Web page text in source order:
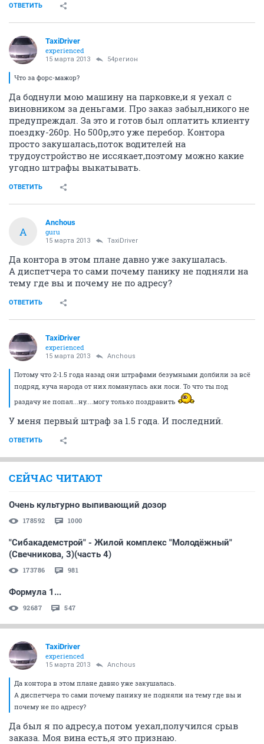
ОТВЕТИТЬ
TaxiDriver
experienced
15 марта 2013 54регион
Что за форс-мажор?
Да боднули мою машину на парковке,и я уехал с
виновником за деньгами. Про заказ забыл,никого не
предупреждал. За это и готов был оплатить клиенту
поездку-260р. Но 500р,это уже перебор. Контора
просто закушалась,поток водителей на
трудоустройство не иссякает,поэтому можно какие
угодно штрафы выкатывать.
ОТВЕТИТЬ
A
Anchous
guru
15 марта 2013 TaxiDriver
Да контора в этом плане давно уже закушалась.
А диспетчера то сами почему панику не подняли на
тему где вы и почему не по адресу?
ОТВЕТИТЬ
TaxiDriver
experienced
15 марта 2013 Anchous
Потому что 2-1.5 года назад они штрафами безумными долбили за всё
подряд, куча народа от них ломанулась аки лоси. То что ты под
раздачу не попал...ну....могу только поздравить
У меня первый штраф за 1.5 года. И последний.
ОТВЕТИТЬ
СЕЙЧАС ЧИТАЮТ
Очень культурно выпивающий дозор
178592 1000
"Сибакадемстрой" - Жилой комплекс "Молодёжный"
(Свечникова, 3)(часть 4)
173786 981
Формула 1...
92687 547
TaxiDriver
experienced
15 марта 2013 Anchous
Да контора в этом плане давно уже закушалась.
А диспетчера то сами почему панику не подняли на тему где вы и
почему не по адресу?
Да был я по адресу,а потом уехал,получился срыв
заказа. Моя вина есть,я это признаю.